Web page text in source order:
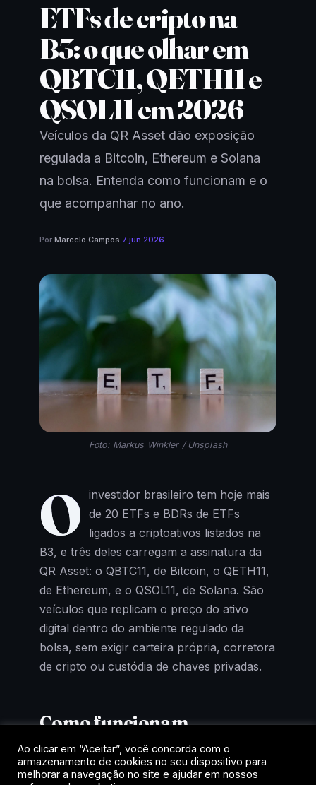
ETFs de cripto na
B3: o que olhar em
QBTC11, QETH11 e
QSOL11 em 2026
Veículos da QR Asset dão exposição
regulada a Bitcoin, Ethereum e Solana
na bolsa. Entenda como funcionam e o
que acompanhar no ano.
Por Marcelo Campos·7 jun 2026
Foto: Markus Winkler / Unsplash
O investidor brasileiro tem hoje mais
de 20 ETFs e BDRs de ETFs
ligados a criptoativos listados na
B3, e três deles carregam a assinatura da
QR Asset: o QBTC11, de Bitcoin, o QETH11,
de Ethereum, e o QSOL11, de Solana. São
veículos que replicam o preço do ativo
digital dentro do ambiente regulado da
bolsa, sem exigir carteira própria, corretora
de cripto ou custódia de chaves privadas.
Como funcionam
Cada cota representa uma fração de um
fundo que mantém exposição ao criptoativo
Ao clicar em “Aceitar”, você concorda com o
armazenamento de cookies no seu dispositivo para
melhorar a navegação no site e ajudar em nossos